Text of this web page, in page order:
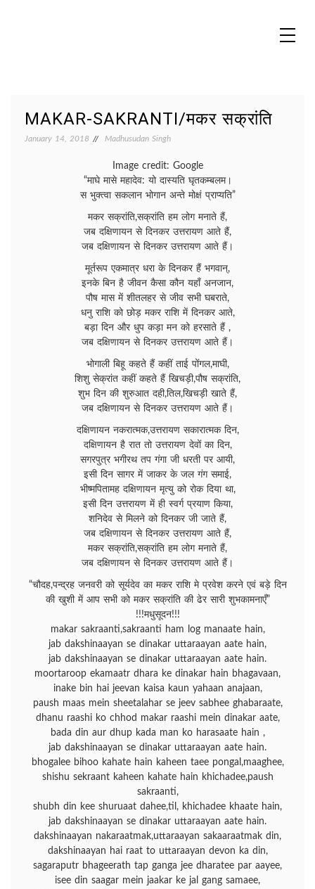
MAKAR-SAKRANTI/मकर सक्रांति
January 14, 2018 Madhusudan Singh
Image credit: Google
“माघे मासे महादेव: यो दास्यति घृतकम्बलम।
स भुक्त्वा सकलान भोगान अन्ते मोक्षं प्राप्यति”
मकर सक्रांति,सक्रांति हम लोग मनाते हैं,
जब दक्षिणायन से दिनकर उत्तरायण आते हैं,
जब दक्षिणायन से दिनकर उत्तरायण आते हैं।
मूर्तरूप एकमात्र धरा के दिनकर हैं भगवान्,
इनके बिन है जीवन कैसा कौन यहाँ अनजान,
पौष मास में शीतलहर से जीव सभी घबराते,
धनु राशि को छोड़ मकर राशि में दिनकर आते,
बड़ा दिन और धुप कड़ा मन को हरसाते हैं ,
जब दक्षिणायन से दिनकर उत्तरायण आते हैं।
भोगाली बिहू कहते हैं कहीं ताई पोंगल,माघी,
शिशु सेक्रांत कहीं कहते हैं खिचड़ी,पौष सक्रांति,
शुभ दिन की शुरुआत दही,तिल,खिचड़ी खाते हैं,
जब दक्षिणायन से दिनकर उत्तरायण आते हैं।
दक्षिणायन नकरात्मक,उत्तरायण सकारात्मक दिन,
दक्षिणायन है रात तो उत्तरायण देवों का दिन,
सगरपुत्र भगीरथ तप गंगा जी धरती पर आयी,
इसी दिन सागर में जाकर के जल गंग समाई,
भीष्मपितामह दक्षिणायन मृत्यु को रोक दिया था,
इसी दिन उत्तरायण में ही स्वर्ग प्रयाण किया,
शनिदेव से मिलने को दिनकर जी जाते हैं,
जब दक्षिणायन से दिनकर उत्तरायण आते हैं,
मकर सक्रांति,सक्रांति हम लोग मनाते हैं,
जब दक्षिणायन से दिनकर उत्तरायण आते हैं।
“चौदह,पन्द्रह जनवरी को सूर्यदेव का मकर राशि मे प्रवेश करने एवं बड़े दिन
की खुशी में आप सभी को मकर सक्रांति की ढेर सारी शुभकामनाएँ”
!!!मधुसूदन!!!
makar sakraanti,sakraanti ham log manaate hain,
jab dakshinaayan se dinakar uttaraayan aate hain,
jab dakshinaayan se dinakar uttaraayan aate hain.
moortaroop ekamaatr dhara ke dinakar hain bhagavaan,
inake bin hai jeevan kaisa kaun yahaan anajaan,
paush maas mein sheetalahar se jeev sabhee ghabaraate,
dhanu raashi ko chhod makar raashi mein dinakar aate,
bada din aur dhup kada man ko harasaate hain ,
jab dakshinaayan se dinakar uttaraayan aate hain.
bhogalee bihoo kahate hain kaheen taee pongal,maaghee,
shishu sekraant kaheen kahate hain khichadee,paush
sakraanti,
shubh din kee shuruaat dahee,til, khichadee khaate hain,
jab dakshinaayan se dinakar uttaraayan aate hain.
dakshinaayan nakaraatmak,uttaraayan sakaaraatmak din,
dakshinaayan hai raat to uttaraayan devon ka din,
sagaraputr bhageerath tap ganga jee dharatee par aayee,
isee din saagar mein jaakar ke jal gang samaee,